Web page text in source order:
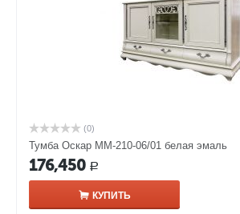
(0)
Тумба Оскар ММ-210-06/01 белая эмаль
176,450 Р
КУПИТЬ